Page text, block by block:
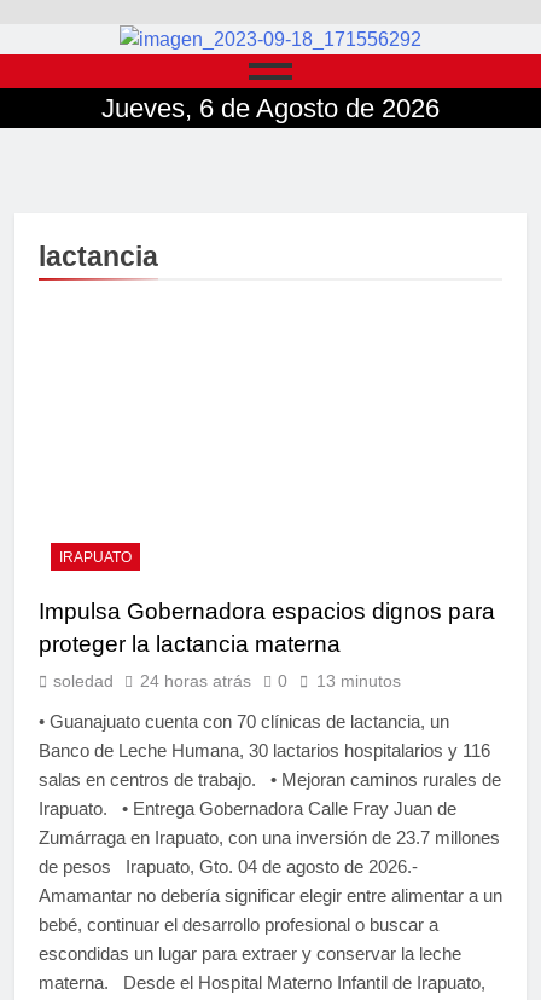
Jueves, 6 de Agosto de 2026
lactancia
IRAPUATO
Impulsa Gobernadora espacios dignos para
proteger la lactancia materna
soledad 24 horas atrás 0 13 minutos
• Guanajuato cuenta con 70 clínicas de lactancia, un
Banco de Leche Humana, 30 lactarios hospitalarios y 116
salas en centros de trabajo. • Mejoran caminos rurales de
Irapuato. • Entrega Gobernadora Calle Fray Juan de
Zumárraga en Irapuato, con una inversión de 23.7 millones
de pesos Irapuato, Gto. 04 de agosto de 2026.-
Amamantar no debería significar elegir entre alimentar a un
bebé, continuar el desarrollo profesional o buscar a
escondidas un lugar para extraer y conservar la leche
materna. Desde el Hospital Materno Infantil de Irapuato,